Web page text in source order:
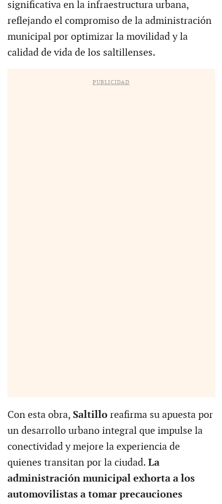
significativa en la infraestructura urbana,
reflejando el compromiso de la administración
municipal por optimizar la movilidad y la
calidad de vida de los saltillenses.
PUBLICIDAD
Con esta obra, Saltillo reafirma su apuesta por
un desarrollo urbano integral que impulse la
conectividad y mejore la experiencia de
quienes transitan por la ciudad. La
administración municipal exhorta a los
automovilistas a tomar precauciones